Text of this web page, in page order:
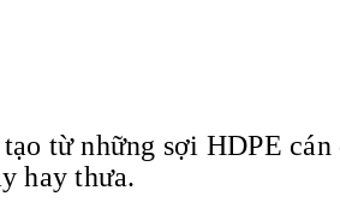
từ những sợi HDPE cán
hay thưa.